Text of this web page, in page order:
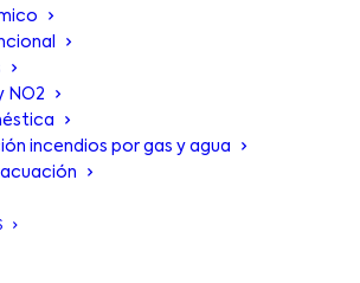
NO2
incendios por gas y agua